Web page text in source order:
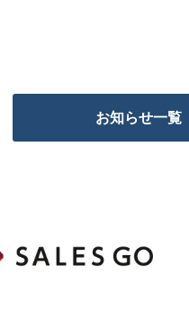
お知らせ一覧